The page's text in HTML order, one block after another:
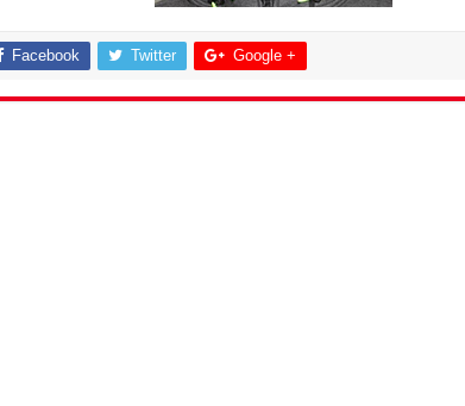
Facebook Twitter Google +